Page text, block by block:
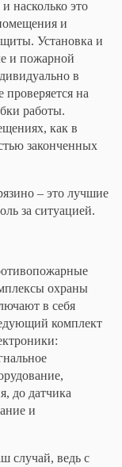
насколько это
и
Установка и
и пожарной
в
на
работы.
как в
законченных
– это лучшие
за ситуацией.
охраны
в себя
комплект
до датчика
и
случай, ведь с